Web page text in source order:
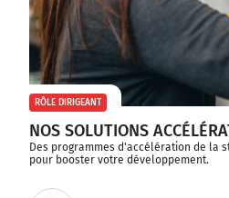
RÔLE DIRIGEANT
NOS SOLUTIONS
Des programmes d'accélération de la
pour booster votre développement.